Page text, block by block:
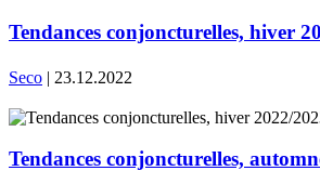
Tendances conjoncturelles, hiver
Seco | 23.12.2022
Tendances conjoncturelles,